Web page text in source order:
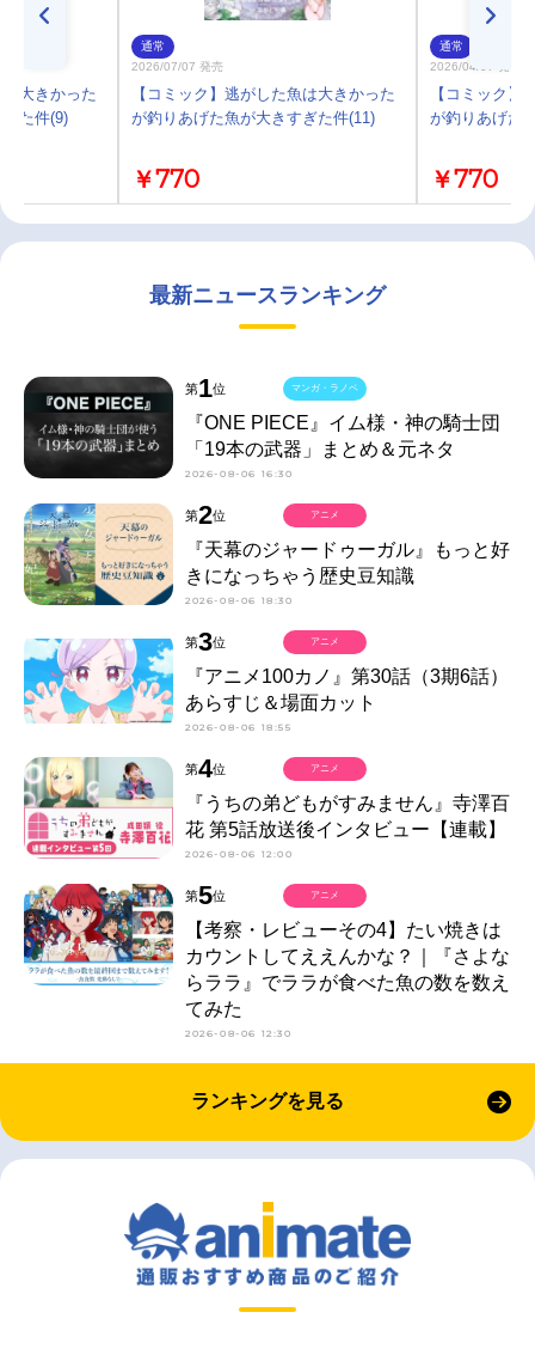
大きかった
た件(9)
通常
2026/07/07 発売
【コミック】逃がした魚は大きかった
が釣りあげた魚が大きすぎた件(11)
￥770
通常
2026/04/07 発売
【コミック】
が釣りあげた
￥770
最新ニュースランキング
第1位
『ONE PIECE』イム様・神の騎士団
「19本の武器」まとめ＆元ネタ
2026-08-06 16:30
マンガ・ラノベ
第2位
『天幕のジャードゥーガル』もっと好
きになっちゃう歴史豆知識
2026-08-06 18:30
アニメ
第3位
『アニメ100カノ』第30話（3期6話）
あらすじ＆場面カット
2026-08-06 18:55
アニメ
第4位
『うちの弟どもがすみません』寺澤百
花 第5話放送後インタビュー【連載】
2026-08-06 12:00
アニメ
第5位
【考察・レビューその4】たい焼きは
カウントしてええんかな？｜『さよな
らララ』でララが食べた魚の数を数え
てみた
2026-08-06 12:30
アニメ
ランキングを見る